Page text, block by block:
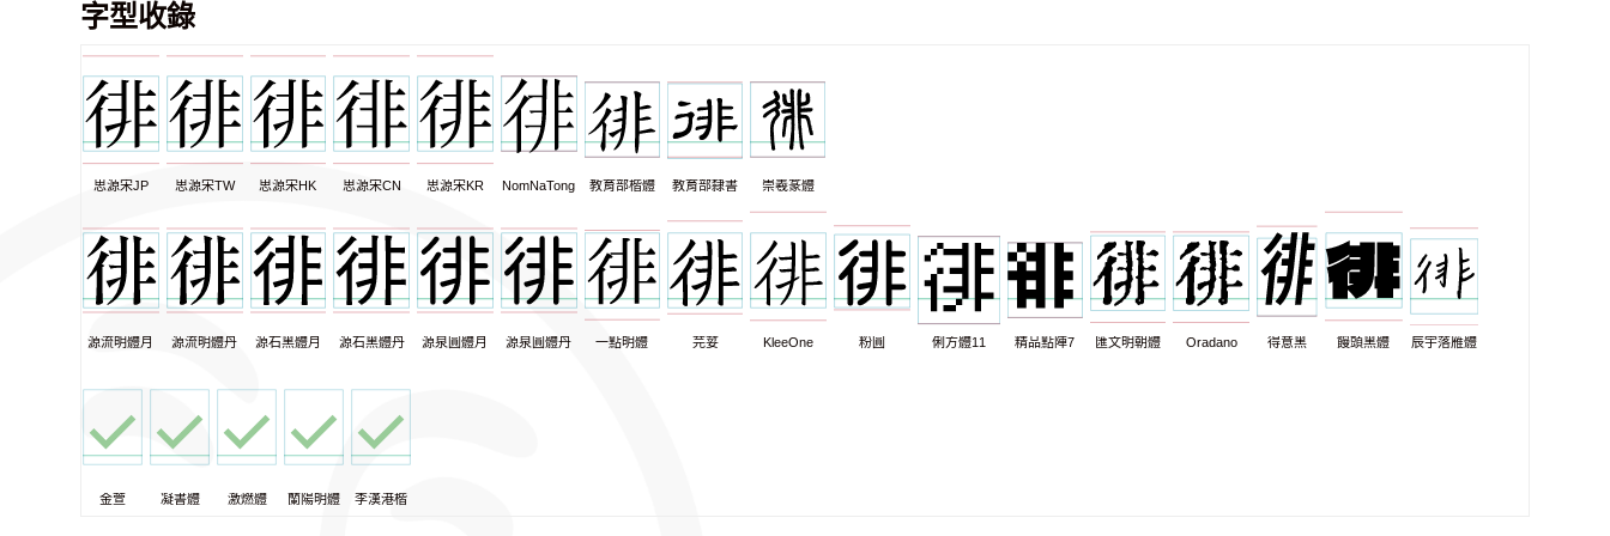
字型收錄
思源宋JP 思源宋TW 思源宋HK 思源宋CN 思源宋KR NomNaTong 教育部楷體 教育部隸書 崇羲篆體
源流明體月 源流明體丹 源石黑體月 源石黑體丹 源泉圓體月 源泉圓體丹 一點明體 芫荽 KleeOne 粉圓 俐方體11 精品點陣7 匯文明朝體 Oradano 得意黑 饅頭黑體 辰宇落雁體
金萱 凝書體 激燃體 蘭陽明體 李漢港楷